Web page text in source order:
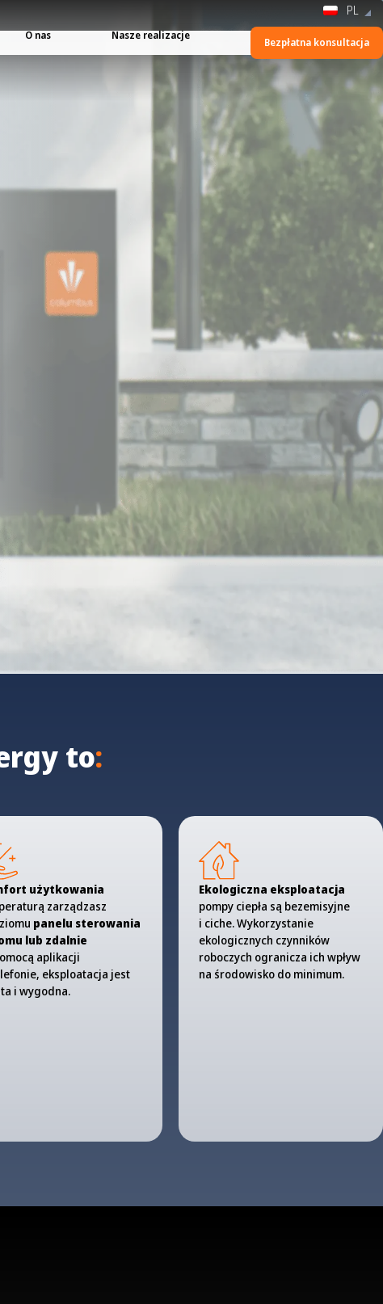
PL
O nas Nasze realizacje
Bezpłatna konsultacja
to:
użytkowania
zarządzasz
panelu sterowania
lub zdalnie
aplikacji
eksploatacja jest
i wygodna.
Ekologiczna eksploatacja
pompy ciepła są bezemisyjne
i ciche. Wykorzystanie
ekologicznych czynników
roboczych ogranicza ich wpływ
na środowisko do minimum.